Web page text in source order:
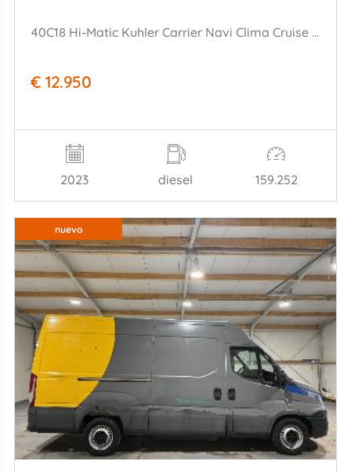
40C18 Hi-Matic Kuhler Carrier Navi Clima Cruise Camera
€ 12.950
2023 diesel 159.252
nuevo